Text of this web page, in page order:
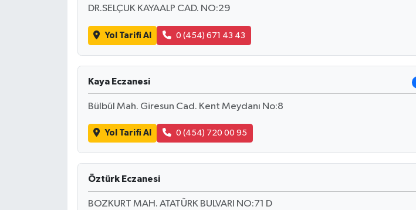
DR.SELÇUK KAYAALP CAD. NO:29
Yol Tarifi Al 0 (454) 671 43 43
Kaya Eczanesi
Bülbül Mah. Giresun Cad. Kent Meydanı No:8
Yol Tarifi Al 0 (454) 720 00 95
Öztürk Eczanesi
BOZKURT MAH. ATATÜRK BULVARI NO:71 D
SEÇİM 2015
YARIŞMALAR
HABERDE İNSAN